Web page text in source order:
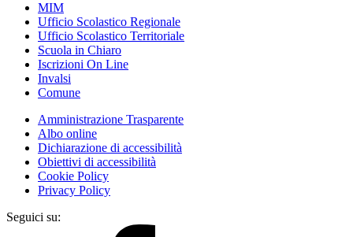
MIM
Ufficio Scolastico Regionale
Ufficio Scolastico Territoriale
Scuola in Chiaro
Iscrizioni On Line
Invalsi
Comune
Amministrazione Trasparente
Albo online
Dichiarazione di accessibilità
Obiettivi di accessibilità
Cookie Policy
Privacy Policy
Seguici su: